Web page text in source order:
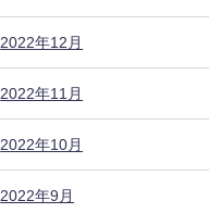
2022年12月
2022年11月
2022年10月
2022年9月